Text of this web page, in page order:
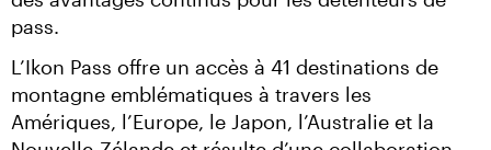
pass.
L’Ikon Pass offre un accès à 41 destinations de
montagne emblématiques à travers les
Amériques, l’Europe, le Japon, l’Australie et la